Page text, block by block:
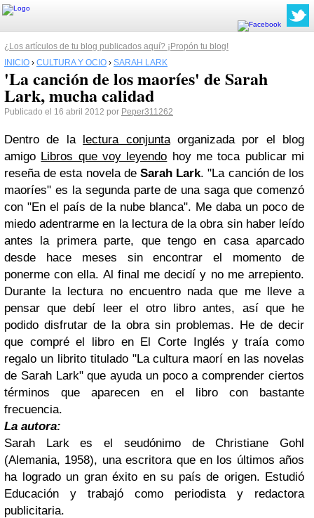
¿Los artículos de tu blog publicados aquí? ¡Propón tu blog!
INICIO › CULTURA Y OCIO › SARAH LARK
'La canción de los maoríes' de Sarah
Lark, mucha calidad
Publicado el 16 abril 2012 por Peper311262
Dentro de la lectura conjuntaorganizada por el blog
amigo Libros que voy leyendo hoy me toca publicar mi
reseña de esta novela de Sarah Lark. "La canción de los
maoríes" es la segunda parte de una saga que comenzó
con "En el país de la nube blanca". Me daba un poco de
miedo adentrarme en la lectura de la obra sin haber leído
antes la primera parte, que tengo en casa aparcado
desde hace meses sin encontrar el momento de
ponerme con ella. Al final me decidí y no me arrepiento.
Durante la lectura no encuentro nada que me lleve a
pensar que debí leer el otro libro antes, así que he
podido disfrutar de la obra sin problemas. He de decir
que compré el libro en El Corte Inglés y traía como
regalo un librito titulado "La cultura maorí en las novelas
de Sarah Lark" que ayuda un poco a comprender ciertos
términos que aparecen en el libro con bastante
frecuencia.
La autora:
Sarah Lark es el seudónimo de Christiane Gohl
(Alemania, 1958), una escritora que en los últimos años
ha logrado un gran éxito en su país de origen. Estudió
Educación y trabajó como periodista y redactora
publicitaria.